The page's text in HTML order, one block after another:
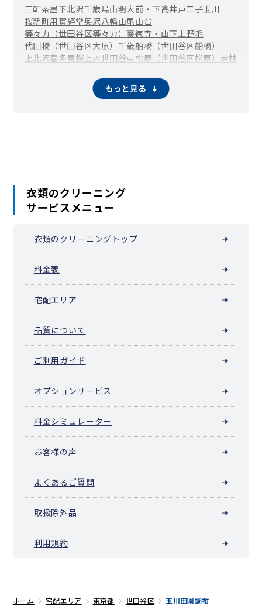
三軒茶屋下北沢千歳烏山明大前・下高井戸二子玉川
桜新町用賀経堂奥沢八幡山尾山台
等々力（世田谷区等々力）豪徳寺・山下上野毛
代田橋（世田谷区大原） 千歳船橋（世田谷区船橋）
上北沢喜多見桜上水世田谷東松原（世田谷区松原） 若林
梅ヶ丘（世田谷区梅丘）
大蔵大原 岡本
駒沢大学（世田谷区上馬）上祖師谷 上用賀
もっと見る
衣類のクリーニング
サービスメニュー
衣類のクリーニングトップ
料金表
宅配エリア
品質について
ご利用ガイド
オプションサービス
料金シミュレーター
お客様の声
よくあるご質問
取扱除外品
利用規約
ホーム 宅配エリア 東京都 世田谷区 玉川田園調布